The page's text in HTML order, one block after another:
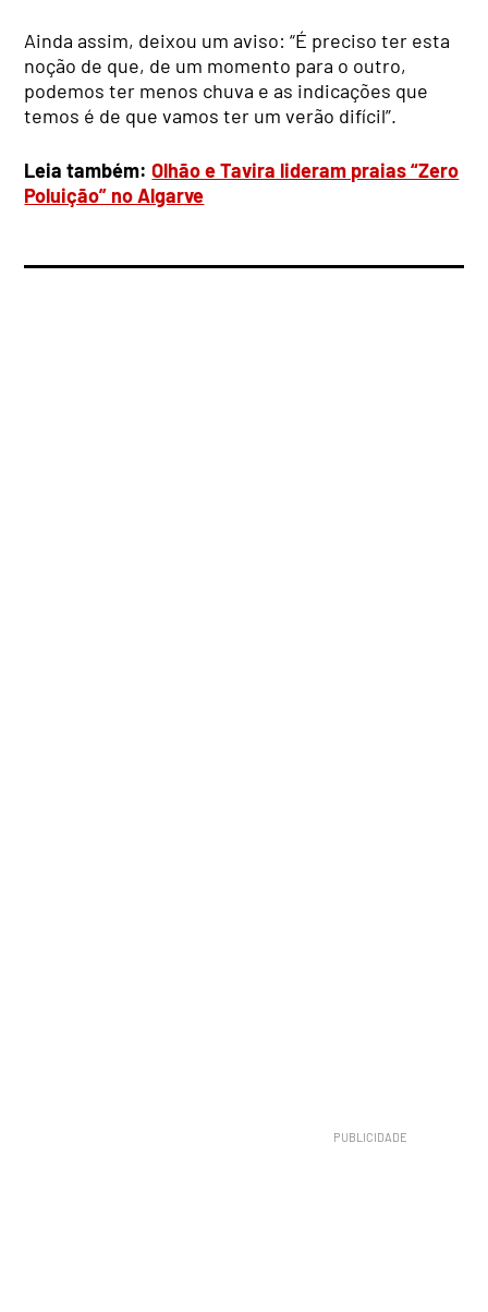
Ainda assim, deixou um aviso: “É preciso ter esta
noção de que, de um momento para o outro,
podemos ter menos chuva e as indicações que
temos é de que vamos ter um verão difícil”.
Leia também:Olhão e Tavira lideram praias “Zero
Poluição” no Algarve